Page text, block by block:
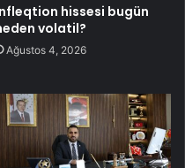
hissesi bugün
volatil?
Ağustos 4, 2026